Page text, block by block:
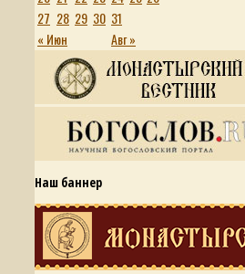
« Июн Авг »
27 28 29 30 31
Наш баннер